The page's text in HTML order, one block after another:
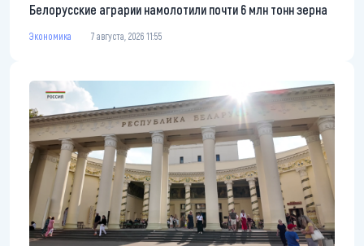
Белорусские аграрии намолотили почти 6 млн тонн зерна
Экономика 7 августа, 2026 11:55